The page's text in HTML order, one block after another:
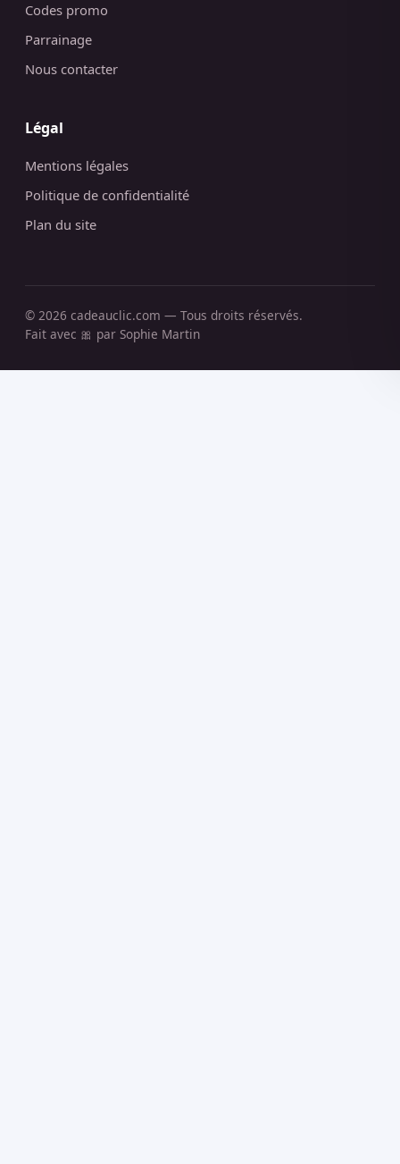
Codes promo
Parrainage
Nous contacter
Légal
Mentions légales
Politique de confidentialité
Plan du site
© 2026 cadeauclic.com — Tous droits réservés.
Fait avec 🎀 par Sophie Martin